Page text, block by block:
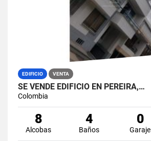
EDIFICIO VENTA
SE VENDE EDIFICIO EN PEREIRA,…
Colombia
8
Alcobas
4
Baños
0
Garaje